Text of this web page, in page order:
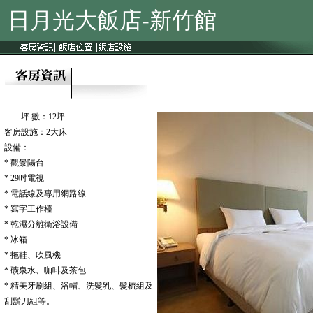
坪 數：12坪
客房設施：2大床
設備：
* 觀景陽台
* 29吋電視
* 電話線及專用網路線
* 寫字工作檯
* 乾濕分離衛浴設備
* 冰箱
* 拖鞋、吹風機
* 礦泉水、咖啡及茶包
* 精美牙刷組、浴帽、洗髮乳、髮梳組及
刮鬍刀組等。
日月光大飯店-新竹館